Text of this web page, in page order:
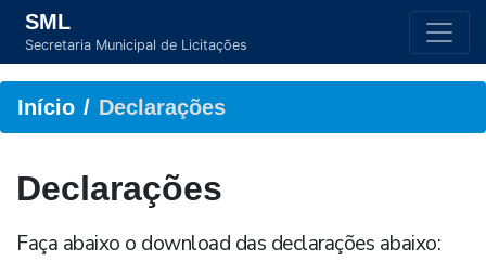
SML
Secretaria Municipal de Licitações
Início Declarações
Declarações
Faça abaixo o download das declarações abaixo: